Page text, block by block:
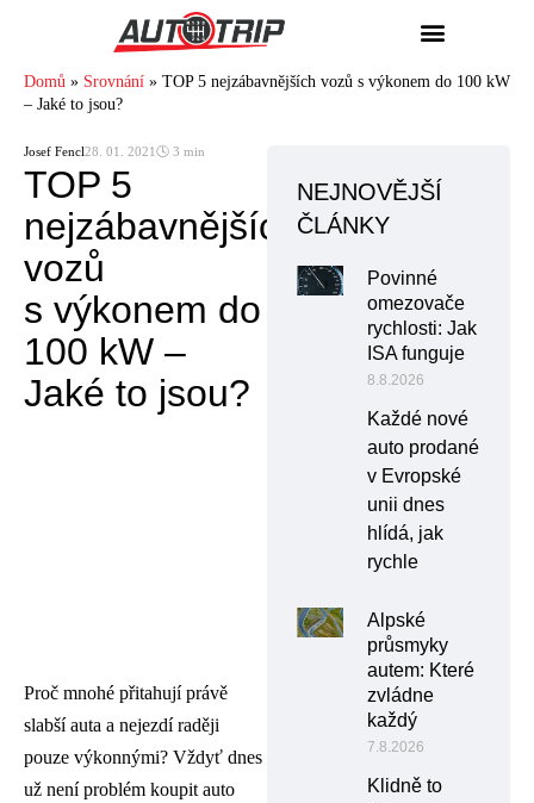
Domů » Srovnání » TOP 5 nejzábavnějších vozů s výkonem do 100 kW
– Jaké to jsou?
Josef Fencl28. 01. 2021🕓 3 min
TOP 5
nejzábavnějších
vozů
s výkonem do
100 kW –
Jaké to jsou?
Proč mnohé přitahují právě
slabší auta a nejezdí raději
pouze výkonnými? Vždyť dnes
už není problém koupit auto
NEJNOVĚJŠÍ
ČLÁNKY
Povinné
omezovače
rychlosti: Jak
ISA funguje
8.8.2026
Každé nové
auto prodané
v Evropské
unii dnes
hlídá, jak
rychle
Alpské
průsmyky
autem: Které
zvládne
každý
7.8.2026
Klidně to